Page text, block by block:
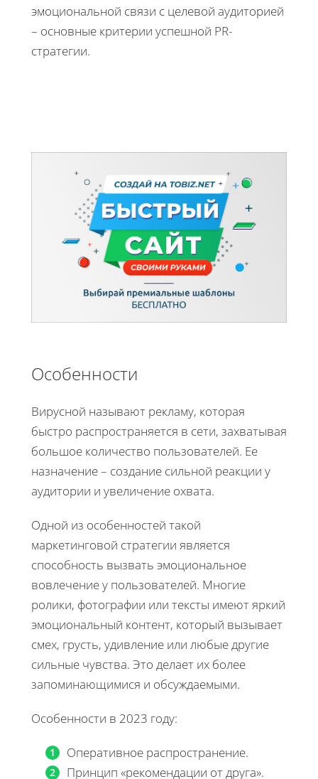
эмоциональной связи с целевой аудиторией
– основные критерии успешной PR-
стратегии.
Особенности
Вирусной называют рекламу, которая
быстро распространяется в сети, захватывая
большое количество пользователей. Ее
назначение – создание сильной реакции у
аудитории и увеличение охвата.
Одной из особенностей такой
маркетинговой стратегии является
способность вызвать эмоциональное
вовлечение у пользователей. Многие
ролики, фотографии или тексты имеют яркий
эмоциональный контент, который вызывает
смех, грусть, удивление или любые другие
сильные чувства. Это делает их более
запоминающимися и обсуждаемыми.
Особенности в 2023 году:
Оперативное распространение.
Принцип «рекомендации от друга».